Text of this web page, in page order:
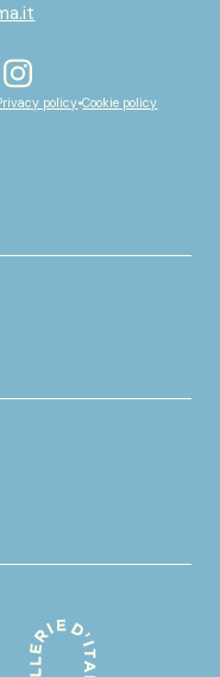
instagram
policy•Cookie policy